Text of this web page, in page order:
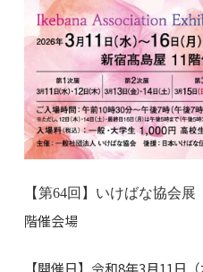
【第64回】いけばな協会展
階催会場
【開催日】令和8年3月11日